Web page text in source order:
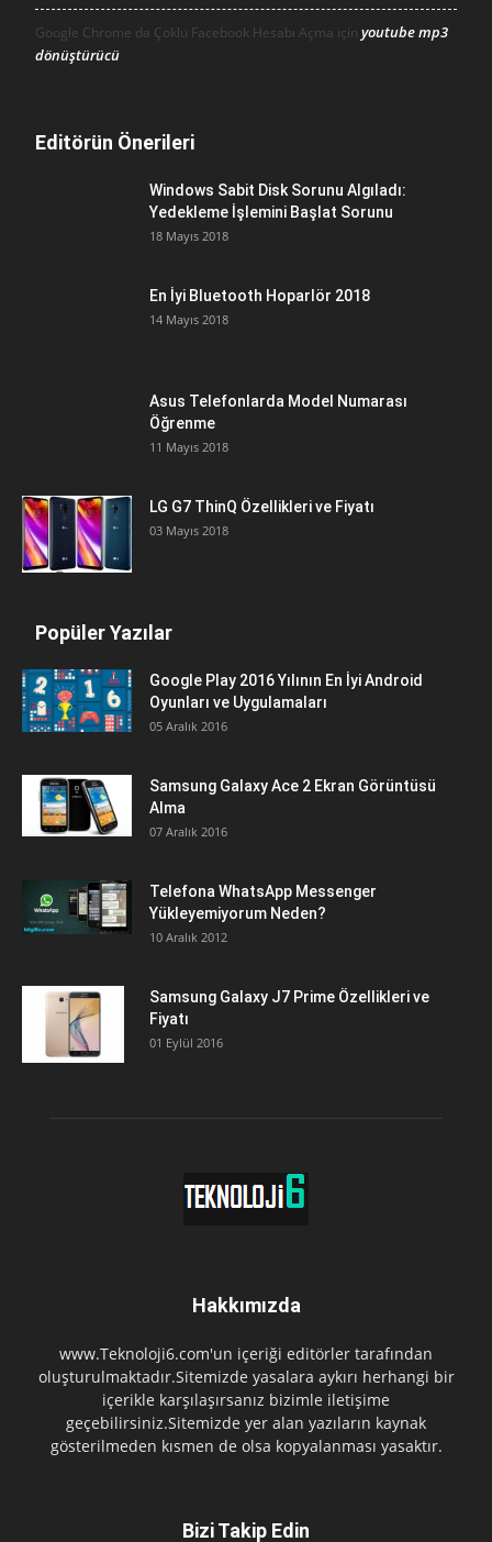
Google Chrome da Çoklu Facebook Hesabı Açma için youtube mp3
dönüştürücü
Editörün Önerileri
Windows Sabit Disk Sorunu Algıladı:
Yedekleme İşlemini Başlat Sorunu
18 Mayıs 2018
En İyi Bluetooth Hoparlör 2018
14 Mayıs 2018
Asus Telefonlarda Model Numarası
Öğrenme
11 Mayıs 2018
LG G7 ThinQ Özellikleri ve Fiyatı
03 Mayıs 2018
Popüler Yazılar
Google Play 2016 Yılının En İyi Android
Oyunları ve Uygulamaları
05 Aralık 2016
Samsung Galaxy Ace 2 Ekran Görüntüsü
Alma
07 Aralık 2016
Telefona WhatsApp Messenger
Yükleyemiyorum Neden?
10 Aralık 2012
Samsung Galaxy J7 Prime Özellikleri ve
Fiyatı
01 Eylül 2016
Hakkımızda
www.Teknoloji6.com'un içeriği editörler tarafından
oluşturulmaktadır.Sitemizde yasalara aykırı herhangi bir
içerikle karşılaşırsanız bizimle iletişime
geçebilirsiniz.Sitemizde yer alan yazıların kaynak
gösterilmeden kısmen de olsa kopyalanması yasaktır.
Bizi Takip Edin